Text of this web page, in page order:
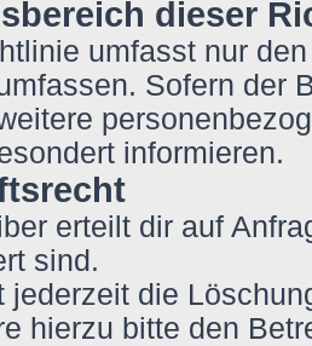
dieser
umfasst nur
Sofern der
informieren.
erteilt dir auf
sind.
jederzeit die
hierzu bitte den